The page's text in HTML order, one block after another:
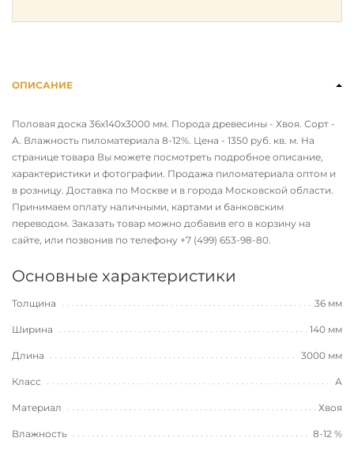
ОПИСАНИЕ
Половая доска 36х140х3000 мм. Порода древесины - Хвоя. Сорт -
А. Влажность пиломатериала 8-12%. Цена - 1350 руб. кв. м. На
странице товара Вы можете посмотреть подробное описание,
характеристики и фотографии. Продажа пиломатериала оптом и
в розницу. Доставка по Москве и в города Московской области.
Принимаем оплату наличными, картами и банковским
переводом. Заказать товар можно добавив его в корзину на
сайте, или позвонив по телефону +7 (499) 653-98-80.
Основные характеристики
Толщина 36 мм
Ширина 140 мм
Длина 3000 мм
Класс А
Материал Хвоя
Влажность 8-12 %